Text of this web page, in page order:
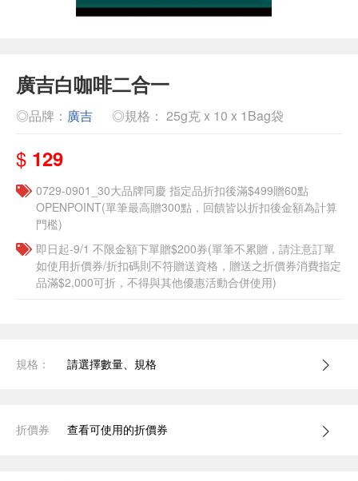
廣吉白咖啡二合一
◎品牌： 廣吉 ◎規格： 25g克 x 10 x 1Bag袋
$ 129
0729-0901_30大品牌同慶 指定品折扣後滿$499贈60點
OPENPOINT(單筆最高贈300點，回饋皆以折扣後金額為計算
門檻)
即日起-9/1 不限金額下單贈$200券(單筆不累贈，請注意訂單
如使用折價券/折扣碼則不符贈送資格，贈送之折價券消費指定
品滿$2,000可折，不得與其他優惠活動合併使用)
規格： 請選擇數量、規格
折價券 查看可使用的折價券